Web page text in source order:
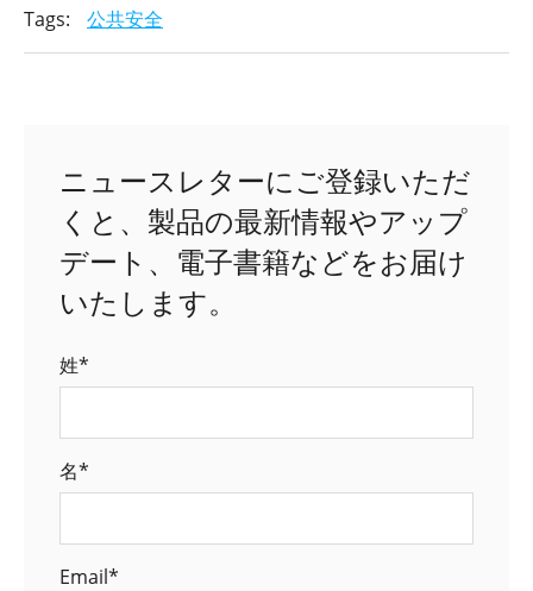
Tags: 公共安全
ニュースレターにご登録いただ
くと、製品の最新情報やアップ
デート、電子書籍などをお届け
いたします。
姓*
名*
Email*